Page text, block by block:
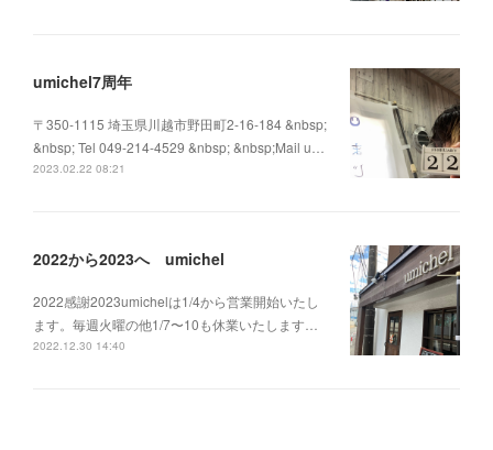
umichel7周年
〒350-1115 埼玉県川越市野田町2-16-184 &nbsp;
&nbsp; Tel 049-214-4529 &nbsp; &nbsp;Mail u…
2023.02.22 08:21
2022から2023へ umichel
2022感謝2023umichelは1/4から営業開始いたし
ます。毎週火曜の他1/7〜10も休業いたします…
2022.12.30 14:40